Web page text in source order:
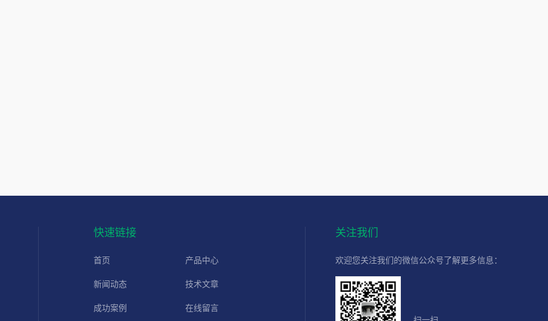
快速链接
首页 产品中心
新闻动态 技术文章
成功案例 在线留言
关注我们
欢迎您关注我们的微信公众号了解更多信息：